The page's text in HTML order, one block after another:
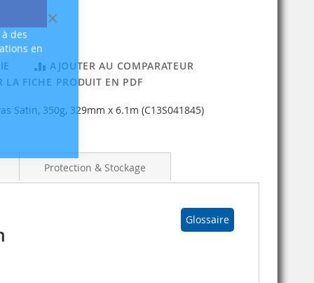
Fermer
des
en
AJOUTER AU COMPARATEUR
LA FICHE PRODUIT EN PDF
Satin, 350g, 329mm x 6.1m (C13S041845)
Glossaire
Protection & Stockage